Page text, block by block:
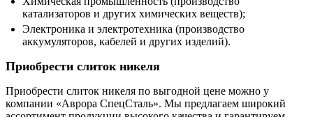
катализаторов и других химических веществ);
Электроника и электротехника (производство
аккумуляторов, кабелей и других изделий).
Приобрести слиток никеля
Приобрести слиток никеля по выгодной цене можно у
компании «Аврора СпецСталь». Мы предлагаем широкий